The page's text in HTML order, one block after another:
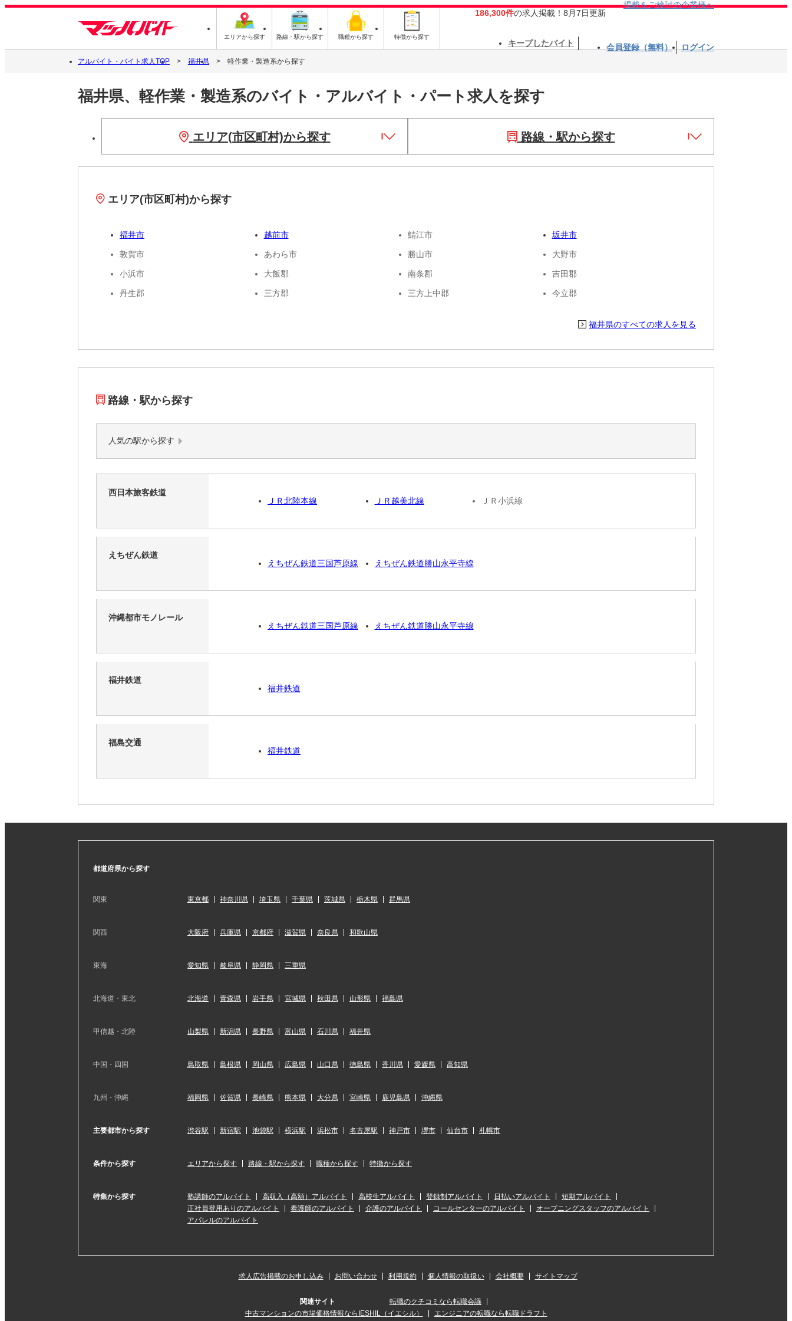
エリアから探す 路線・駅から探す 職種から探す 特徴から探す
186,300件の求人掲載！8月7日更新
掲載をご検討の企業様へ
キープしたバイト 会員登録（無料） ログイン
アルバイト・バイト求人TOP 福井県 軽作業・製造系から探す
福井県、軽作業・製造系のバイト・アルバイト・パート求人を探す
エリア(市区町村)から探す 路線・駅から探す
エリア(市区町村)から探す
福井市 越前市 鯖江市 坂井市
敦賀市 あわら市 勝山市 大野市
小浜市 大飯郡 南条郡 吉田郡
丹生郡 三方郡 三方上中郡 今立郡
福井県のすべての求人を見る
路線・駅から探す
人気の駅から探す
西日本旅客鉄道
ＪＲ北陸本線
ＪＲ越美北線 ＪＲ小浜線
えちぜん鉄道
えちぜん鉄道三国芦原線
えちぜん鉄道勝山永平寺線
沖縄都市モノレール
えちぜん鉄道三国芦原線
えちぜん鉄道勝山永平寺線
福井鉄道
福井鉄道
福島交通
福井鉄道
都道府県から探す
関東 東京都 神奈川県 埼玉県 千葉県 茨城県 栃木県 群馬県
関西 大阪府 兵庫県 京都府 滋賀県 奈良県 和歌山県
東海 愛知県 岐阜県 静岡県 三重県
北海道・東北 北海道 青森県 岩手県 宮城県 秋田県 山形県 福島県
甲信越・北陸 山梨県 新潟県 長野県 富山県 石川県 福井県
中国・四国 鳥取県 島根県 岡山県 広島県 山口県 徳島県 香川県 愛媛県 高知県
九州・沖縄 福岡県 佐賀県 長崎県 熊本県 大分県 宮崎県 鹿児島県 沖縄県
主要都市から探す 渋谷駅 新宿駅 池袋駅 横浜駅 浜松市 名古屋駅 神戸市 堺市 仙台市 札幌市
条件から探す エリアから探す 路線・駅から探す 職種から探す 特徴から探す
特集から探す 塾講師のアルバイト 高収入（高額）アルバイト 高校生アルバイト 登録制アルバイト 日払いアルバイト
短期アルバイト
正社員登用ありのアルバイト
看護師のアルバイト 介護のアルバイト コールセンターのアルバイト
オープニングスタッフのアルバイト
アパレルのアルバイト
求人広告掲載のお申し込み お問い合わせ 利用規約 個人情報の取扱い 会社概要 サイトマップ
関連サイト
転職のクチコミなら転職会議
中古マンションの市場価格情報ならIESHIL（イエシル）
エンジニアの転職なら転職ドラフト